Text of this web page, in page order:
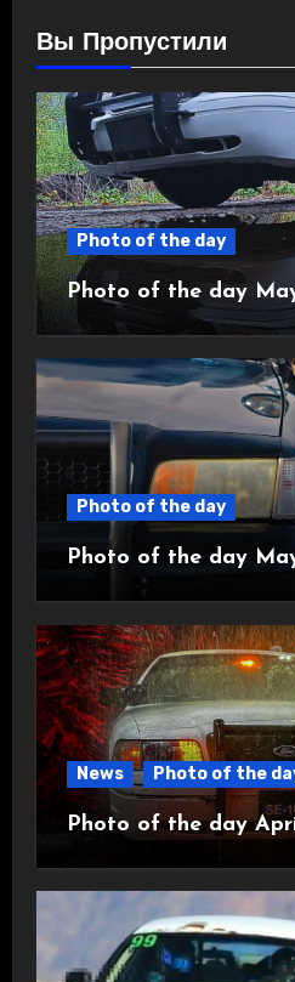
Вы Пропустили
Photo of the day
Photo of the day
Photo of the day
Photo of the day
News Photo of the
Photo of the day